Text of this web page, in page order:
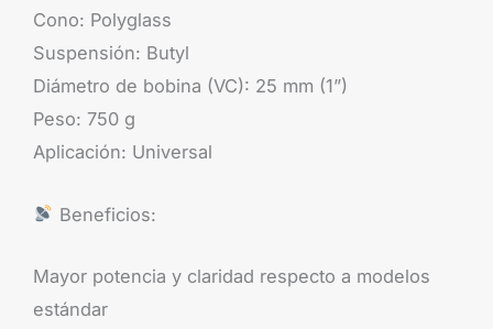
Cono: Polyglass
Suspensión: Butyl
Diámetro de bobina (VC): 25 mm (1”)
Peso: 750 g
Aplicación: Universal
Beneficios:
Mayor potencia y claridad respecto a modelos
estándar